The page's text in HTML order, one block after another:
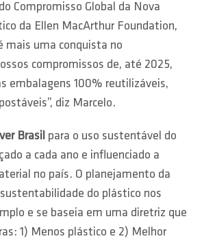
Compromisso Global da Nova
da Ellen MacArthur Foundation,
mais uma conquista no
compromissos de, até 2025,
embalagens 100% reutilizáveis,
diz Marcelo.
Brasil para o uso sustentável do
a cada ano e influenciado a
no país. O planejamento da
do plástico nos
e se baseia em uma diretriz que
1) Menos plástico e 2) Melhor